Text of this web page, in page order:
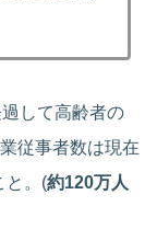
して高齢者の
従事者数は現在
と。(約120万人